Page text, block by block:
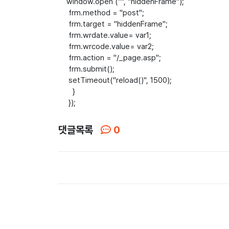
frm.method = "post";
frm.target = "hiddenFrame";
frm.wrdate.value= var1;
frm.wrcode.value= var2;
frm.action = "/_page.asp";
frm.submit();
setTimeout("reload()", 1500);
}
});
댓글목록 0